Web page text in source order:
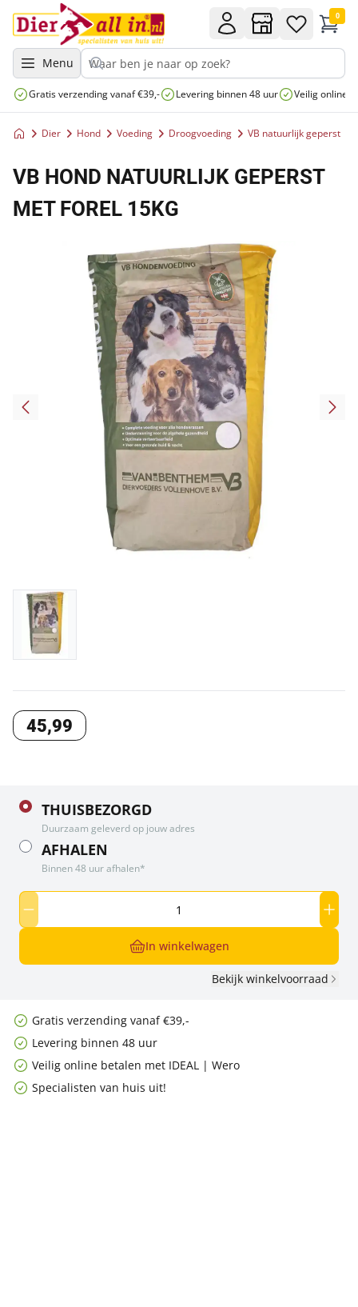
Menu
0
Gratis verzending vanaf €39,- Levering binnen 48 uur Veilig online
Dier Hond Voeding Droogvoeding VB natuurlijk geperst
VB HOND NATUURLIJK GEPERST
MET FOREL 15KG
45,99
THUISBEZORGD
Duurzaam geleverd op jouw adres
AFHALEN
Binnen 48 uur afhalen*
In winkelwagen
Bekijk winkelvoorraad
Gratis verzending vanaf €39,-
Levering binnen 48 uur
Veilig online betalen met IDEAL | Wero
Specialisten van huis uit!